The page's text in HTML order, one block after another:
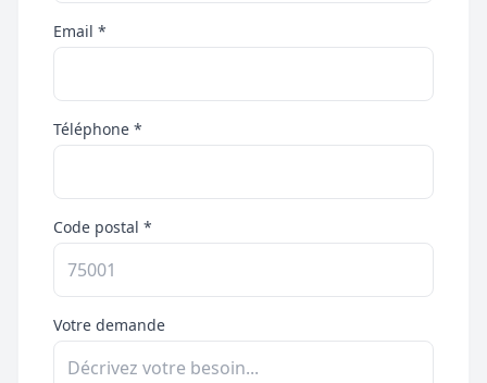
Email *
Téléphone *
Code postal *
Votre demande